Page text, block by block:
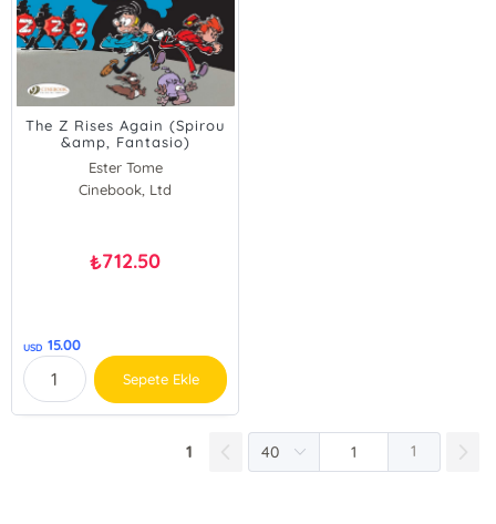
The Z Rises Again (Spirou
&amp, Fantasio)
Ester Tome
Cinebook, Ltd
₺712.50
USD 15.00
Sepete Ekle
1 1